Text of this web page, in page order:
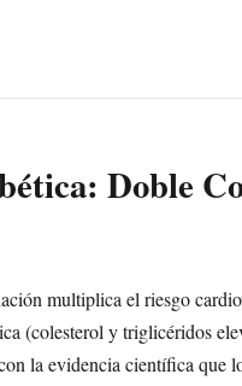
Doble
multiplica el riesgo
(colesterol y triglicéridos
la evidencia científica que